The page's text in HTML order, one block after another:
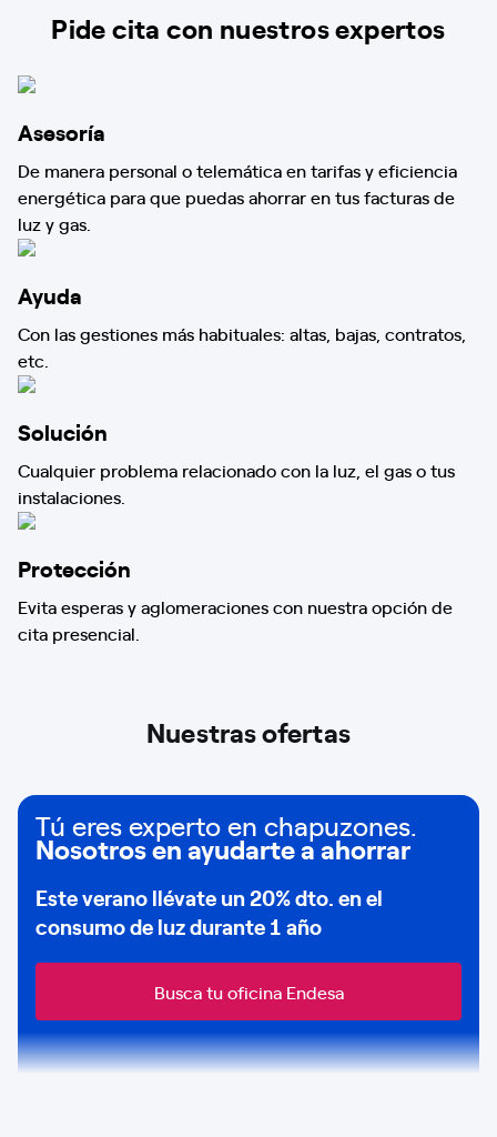
Pide cita con nuestros expertos
Asesoría
De manera personal o telemática en tarifas y eficiencia
energética para que puedas ahorrar en tus facturas de
luz y gas.
Ayuda
Con las gestiones más habituales: altas, bajas, contratos,
etc.
Solución
Cualquier problema relacionado con la luz, el gas o tus
instalaciones.
Protección
Evita esperas y aglomeraciones con nuestra opción de
cita presencial.
Nuestras ofertas
Tú eres experto en chapuzones.
Nosotros en ayudarte a ahorrar
Este verano llévate un20% dto. en el
consumo deluz durante 1 año
Busca tu oficina Endesa